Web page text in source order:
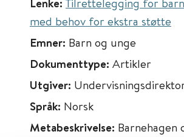
med behov for ekstra støtte
Emner: Barn og unge
Dokumenttype: Artikler
Utgiver:
Språk: Norsk
Metabeskrivelse: Barnehagen